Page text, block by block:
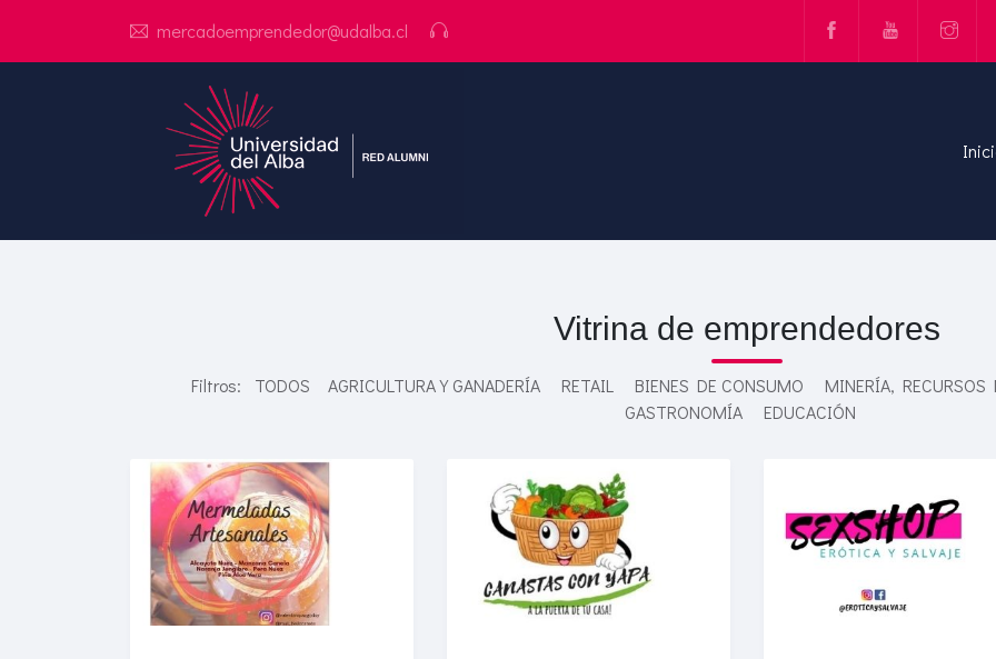
mercadoemprendedor@udalba.cl
Vitrina de emprendedores
Filtros: TODOS AGRICULTURA Y GANADERÍA RETAIL BIENES DE CONSUMO
MINERÍA, RECURSOS
GASTRONOMÍA
EDUCACIÓN